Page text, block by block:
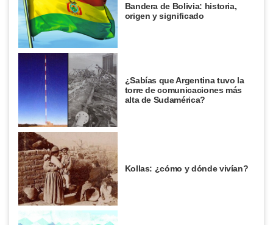
Bandera de Bolivia: historia,
origen y significado
¿Sabías que Argentina tuvo la
torre de comunicaciones más
alta de Sudamérica?
Kollas: ¿cómo y dónde vivían?